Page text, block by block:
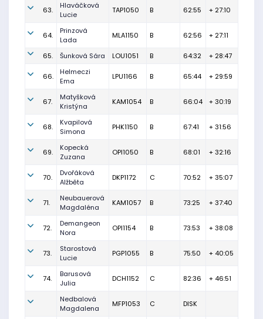
63.
Hlaváčková
Lucie
TAP1050 B 62:55 + 27:10
64.
Prinzová
Lada
MLA1150 B 62:56 + 27:11
65. Šunková Sára LOU1051 B 64:32 + 28:47
66.
Helmeczi
Ema
LPU1166 B 65:44 + 29:59
67.
Matyšková
Kristýna
KAM1054 B 66:04 + 30:19
68.
Kvapilová
Simona
PHK1150 B 67:41 + 31:56
69.
Kopecká
Zuzana
OPI1050 B 68:01 + 32:16
70.
Dvořáková
Alžběta
DKP1172 C 70:52 + 35:07
71.
Neubauerová
Magdaléna
KAM1057 B 73:25 + 37:40
72.
Demangeon
Nora
OPI1154 B 73:53 + 38:08
73.
Starostová
Lucie
PGP1055 B 75:50 + 40:05
74.
Barusová
Julia
DCH1152 C 82:36 + 46:51
Nedbalová
Magdalena
MFP1053 C DISK